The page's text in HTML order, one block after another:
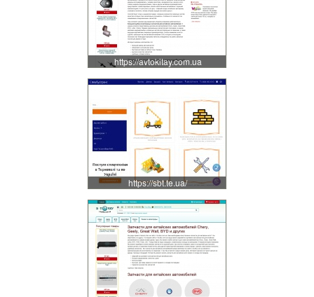
https://avtokitay.com.ua
https://sbt.te.ua/